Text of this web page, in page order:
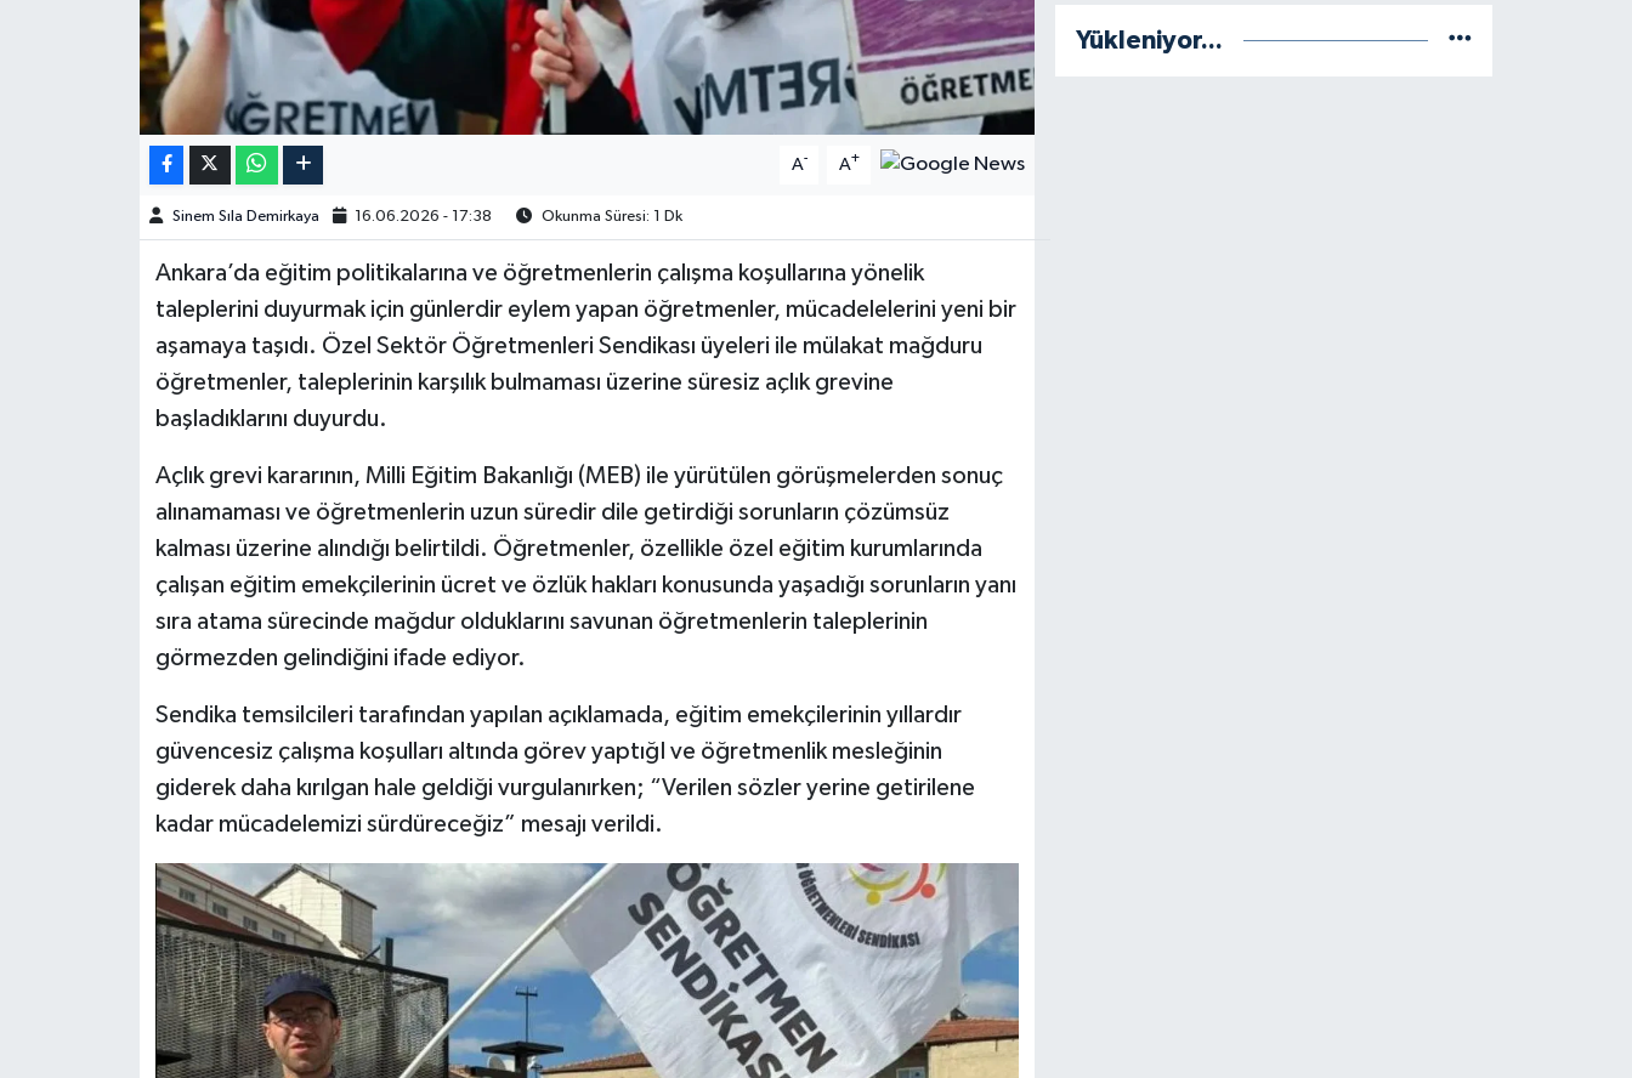
A- A+
Sinem Sıla Demirkaya 16.06.2026 - 17:38 Okunma Süresi: 1 Dk
Ankara’da eğitim politikalarına ve öğretmenlerin çalışma koşullarına yönelik
taleplerini duyurmak için günlerdir eylem yapan öğretmenler, mücadelelerini yeni bir
aşamaya taşıdı. Özel Sektör Öğretmenleri Sendikası üyeleri ile mülakat mağduru
öğretmenler, taleplerinin karşılık bulmaması üzerine süresiz açlık grevine
başladıklarını duyurdu.
Açlık grevi kararının, Milli Eğitim Bakanlığı (MEB) ile yürütülen görüşmelerden sonuç
alınamaması ve öğretmenlerin uzun süredir dile getirdiği sorunların çözümsüz
kalması üzerine alındığı belirtildi. Öğretmenler, özellikle özel eğitim kurumlarında
çalışan eğitim emekçilerinin ücret ve özlük hakları konusunda yaşadığı sorunların yanı
sıra atama sürecinde mağdur olduklarını savunan öğretmenlerin taleplerinin
görmezden gelindiğini ifade ediyor.
Sendika temsilcileri tarafından yapılan açıklamada, eğitim emekçilerinin yıllardır
güvencesiz çalışma koşulları altında görev yaptığI ve öğretmenlik mesleğinin
giderek daha kırılgan hale geldiği vurgulanırken; “Verilen sözler yerine getirilene
kadar mücadelemizi sürdüreceğiz” mesajı verildi.
Yükleniyor...
Hava Durumu
Televizyon